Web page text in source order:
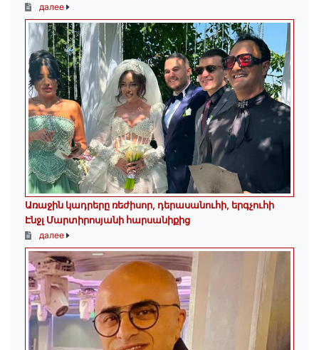
далее
Առաջին կադրերը ռեժիսոր, դերասանուհի, երգչուհի
Էնջլ Մարտիրոսյանի հարսանիքից
далее